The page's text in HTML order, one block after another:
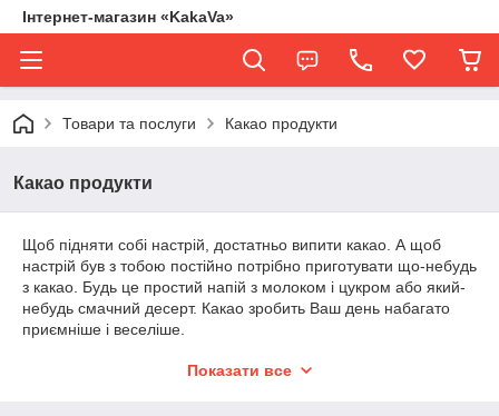
Інтернет-магазин «KakaVa»
Товари та послуги Какао продукти
Какао продукти
Щоб підняти собі настрій, достатньо випити какао. А щоб
настрій був з тобою постійно потрібно приготувати що-небудь
з какао. Будь це простий напій з молоком і цукром або який-
небудь смачний десерт. Какао зробить Ваш день набагато
приємніше і веселіше.
правильно підібрати какао. Для цього Ми приходимо до Вас
Показати все